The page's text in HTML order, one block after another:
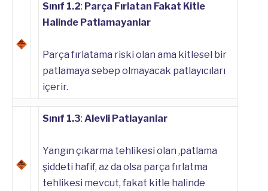
Sınıf 1.2: Parça Fırlatan Fakat Kitle
Halinde Patlamayanlar
Parça fırlatama riski olan ama kitlesel bir
patlamaya sebep olmayacak patlayıcıları
içerir.
Sınıf 1.3: Alevli Patlayanlar
Yangın çıkarma tehlikesi olan ,patlama
şiddeti hafif, az da olsa parça fırlatma
tehlikesi mevcut, fakat kitle halinde